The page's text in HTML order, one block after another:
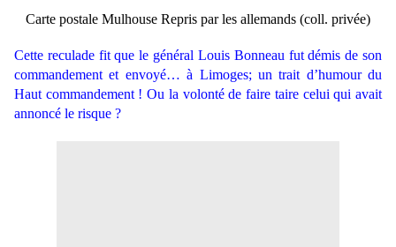
Carte postale Mulhouse Repris par les allemands (coll. privée)
Cette reculade fit que le général Louis Bonneau fut démis de son
commandement et envoyé… à Limoges; un trait d’humour du
Haut commandement ! Ou la volonté de faire taire celui qui avait
annoncé le risque ?